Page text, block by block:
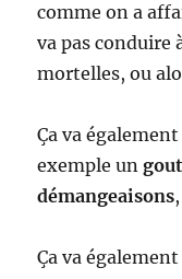
comme on a
va pas conduire
mortelles, ou
Ça va
exemple un
démangeaisons
Ça va